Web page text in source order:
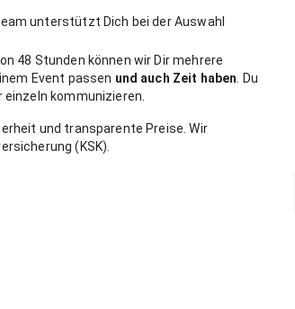
unterstützt Dich bei der Auswahl
48 Stunden können wir Dir mehrere
Event passen und auch Zeit haben . Du
kommunizieren.
und transparente Preise. Wir
(KSK).